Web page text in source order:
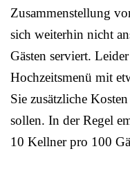
Zusammenstellung
sich weiterhin nicht
Gästen serviert.
Hochzeitsmenü mit
Sie zusätzliche
sollen. In der Regel
10 Kellner pro 100